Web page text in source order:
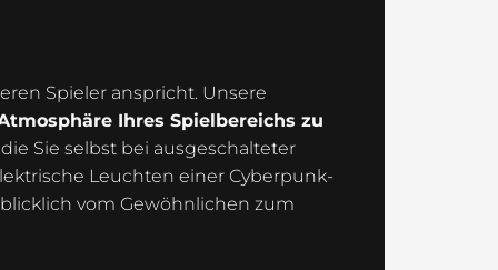
Spieler anspricht. Unsere
Ihres Spielbereichs zu
Sie selbst bei ausgeschalteter
Leuchten einer Cyberpunk-
vom Gewöhnlichen zum